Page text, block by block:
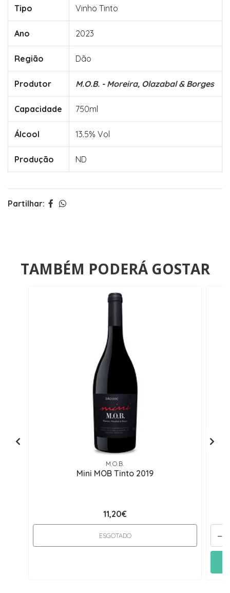
Tipo Vinho Tinto
Ano 2023
Região Dão
Produtor M.O.B. - Moreira, Olazabal & Borges
Capacidade 750ml
Álcool 13.5% Vol
Produção ND
Partilhar:
TAMBÉM PODERÁ GOSTAR
M.O.B.
Mini MOB Tinto 2019
11,20€
ESGOTADO -